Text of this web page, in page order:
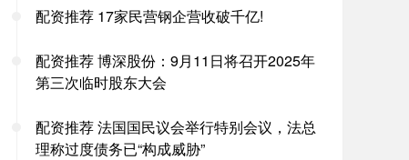
配资推荐 17家民营钢企营收破千亿!
配资推荐 博深股份：9月11日将召开2025年
第三次临时股东大会
配资推荐 法国国民议会举行特别会议，法总
理称过度债务已“构成威胁”